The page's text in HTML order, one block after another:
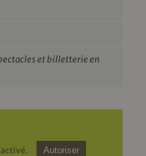
et billetterie en
Autoriser